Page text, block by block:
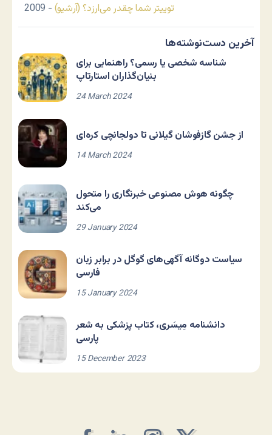
توییتر شما چقدر می‌ارزد؟ (آرشیو) - 2009
آخرین دست‌نوشته‌ها
شناسه شخصی یا رسمی؟ راهنمایی برای
بنیان‌گذاران استارتاپ
24 March 2024
از جشن گازفوشان گیلانی تا دولجانچی کره‌ای
14 March 2024
چگونه هوش مصنوعی خبرنگاری را متحول
می‌کند
29 January 2024
سیاست دوگانه آگهی‌های گوگل در برابر زبان
فارسی
15 January 2024
دانشنامه مِیسَری، کتاب پزشکی به شعر
پارسی
15 December 2023